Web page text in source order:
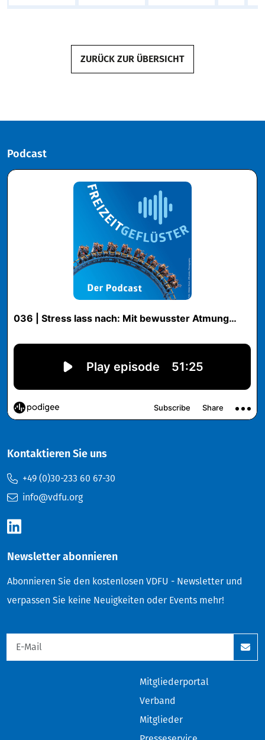
ZURÜCK ZUR ÜBERSICHT
Podcast
Kontaktieren Sie uns
+49 (0)30-233 60 67-30
info@vdfu.org
Newsletter abonnieren
Abonnieren Sie den kostenlosen VDFU - Newsletter und
verpassen Sie keine Neuigkeiten oder Events mehr!
Mitgliederportal
Verband
Mitglieder